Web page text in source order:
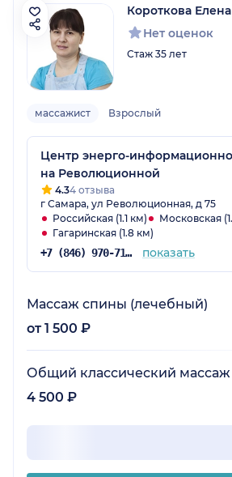
Короткова
Нет оценок
Стаж 35 лет
массажист Взрослый
Центр энерго-
на Революционной
4.34 отзыва
г Самара, ул Революционная, д 75
Российская (1.1 км)
Московская
Гагаринская (1.8 км)
+7 (846) 970-71-25 показать
Массаж спины (лечебный)
от 1 500 ₽
Общий классический массаж
4 500 ₽